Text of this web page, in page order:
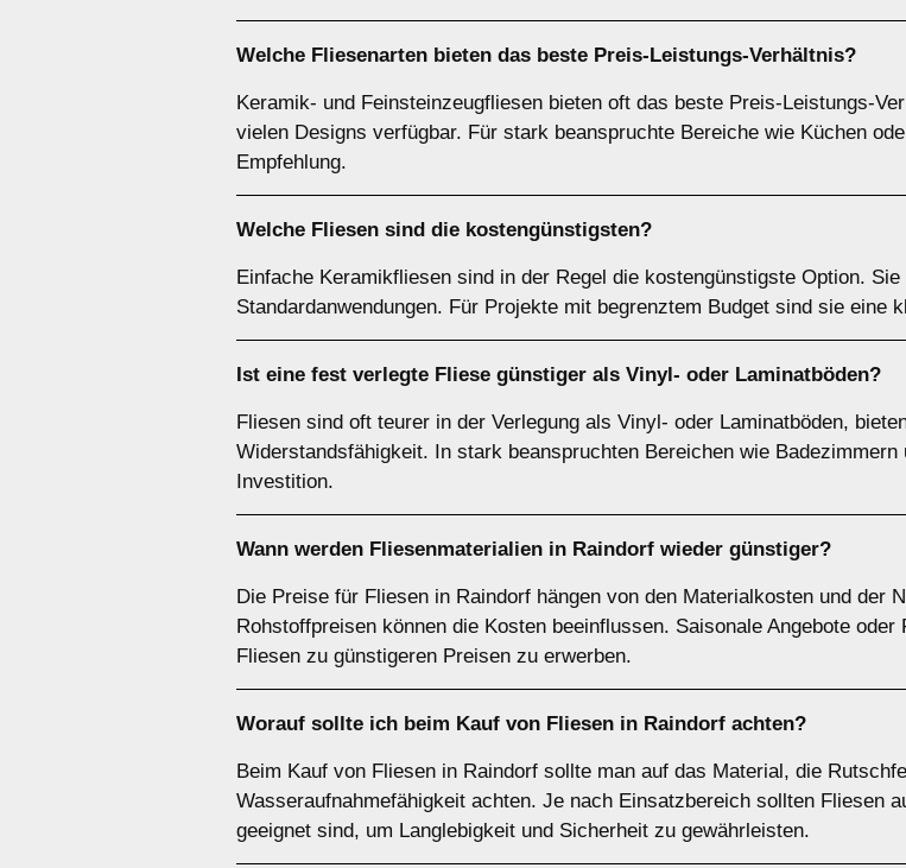
Welche Fliesenarten bieten das beste Preis-Leistungs-Verhältnis?
Keramik- und Feinsteinzeugfliesen bieten oft das beste Preis-Leistungs-
vielen Designs verfügbar. Für stark beanspruchte Bereiche wie Küchen
Empfehlung.
Welche Fliesen sind die kostengünstigsten?
Einfache Keramikfliesen sind in der Regel die kostengünstigste Option.
Standardanwendungen. Für Projekte mit begrenztem Budget sind sie eine
Ist eine fest verlegte Fliese günstiger als Vinyl- oder Laminatböden?
Fliesen sind oft teurer in der Verlegung als Vinyl- oder Laminatböden,
Widerstandsfähigkeit. In stark beanspruchten Bereichen wie
Investition.
Wann werden Fliesenmaterialien in Raindorf wieder günstiger?
Die Preise für Fliesen in Raindorf hängen von den Materialkosten und der
Rohstoffpreisen können die Kosten beeinflussen. Saisonale Angebote
Fliesen zu günstigeren Preisen zu erwerben.
Worauf sollte ich beim Kauf von Fliesen in Raindorf achten?
Beim Kauf von Fliesen in Raindorf sollte man auf das Material, die
Wasseraufnahmefähigkeit achten. Je nach Einsatzbereich sollten Fliesen
geeignet sind, um Langlebigkeit und Sicherheit zu gewährleisten.